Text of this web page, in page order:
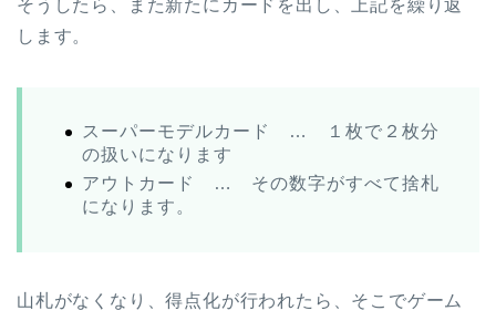
そうしたら、また新たにカードを出し、上記を繰り返
します。
スーパーモデルカード … １枚で２枚分
の扱いになります
アウトカード … その数字がすべて捨札
になります。
山札がなくなり、得点化が行われたら、そこでゲーム